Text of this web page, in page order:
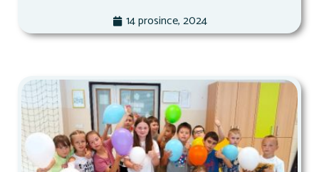
14 prosince, 2024